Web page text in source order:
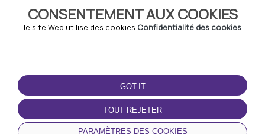
CONSENTEMENT AUX COOKIES
le site Web utilise des cookies Confidentialité des cookies
GOT-IT
TOUT REJETER
PARAMÈTRES DES COOKIES
TERMS-OF-USE
Termes et conditions
Politique de confidentialité
Politique relative aux
cookies
TÉLÉCHARGEZ
L'APPLICATION